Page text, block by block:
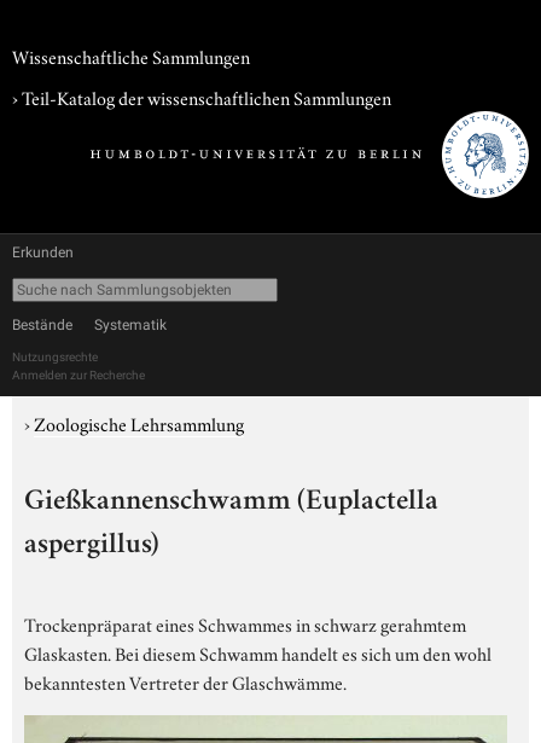
Wissenschaftliche Sammlungen
› Teil-Katalog der wissenschaftlichen Sammlungen
Erkunden
Bestände Systematik
Nutzungsrechte
Anmelden zur Recherche
›Zoologische Lehrsammlung
Gießkannenschwamm (Euplactella
aspergillus)
Trockenpräparat eines Schwammes in schwarz gerahmtem
Glaskasten. Bei diesem Schwamm handelt es sich um den wohl
bekanntesten Vertreter der Glaschwämme.